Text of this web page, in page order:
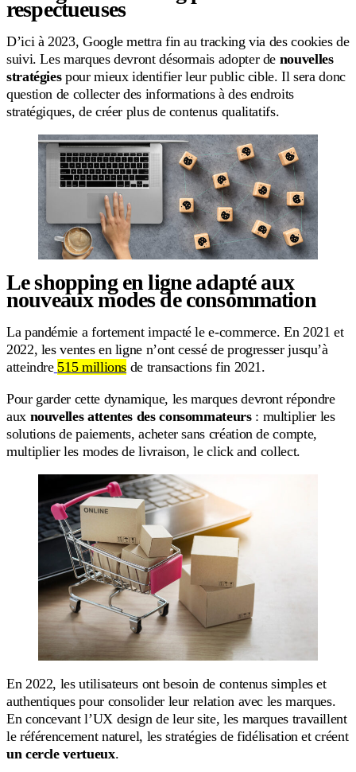
respectueuses
D’ici à 2023, Google mettra fin au tracking via des cookies de
suivi. Les marques devront désormais adopter de nouvelles
stratégiespour mieux identifier leur public cible. Il sera donc
question de collecter des informations à des endroits
stratégiques, de créer plus de contenus qualitatifs.
Le shopping en ligne adapté aux
nouveaux modes de consommation
La pandémie a fortement impacté le e-commerce. En 2021 et
2022, les ventes en ligne n’ont cessé de progresser jusqu’à
atteindre 515 millions de transactions fin 2021.
Pour garder cette dynamique, les marques devront répondre
aux nouvelles attentes des consommateurs : multiplier les
solutions de paiements, acheter sans création de compte,
multiplier les modes de livraison, le click and collect.
En 2022, les utilisateurs ont besoin de contenus simples et
authentiques pour consolider leur relation avec les marques.
En concevant l’UX design de leur site, les marques travaillent
le référencement naturel, les stratégies de fidélisation et créent
un cercle vertueux.